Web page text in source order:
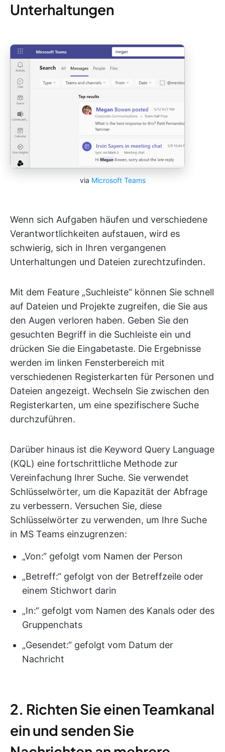
Unterhaltungen
via Microsoft Teams
Wenn sich Aufgaben häufen und verschiedene
Verantwortlichkeiten aufstauen, wird es
schwierig, sich in Ihren vergangenen
Unterhaltungen und Dateien zurechtzufinden.
Mit dem Feature „Suchleiste“ können Sie schnell
auf Dateien und Projekte zugreifen, die Sie aus
den Augen verloren haben. Geben Sie den
gesuchten Begriff in die Suchleiste ein und
drücken Sie die Eingabetaste. Die Ergebnisse
werden im linken Fensterbereich mit
verschiedenen Registerkarten für Personen und
Dateien angezeigt. Wechseln Sie zwischen den
Registerkarten, um eine spezifischere Suche
durchzuführen.
Darüber hinaus ist die Keyword Query Language
(KQL) eine fortschrittliche Methode zur
Vereinfachung Ihrer Suche. Sie verwendet
Schlüsselwörter, um die Kapazität der Abfrage
zu verbessern. Versuchen Sie, diese
Schlüsselwörter zu verwenden, um Ihre Suche
in MS Teams einzugrenzen:
„Von:“ gefolgt vom Namen der Person
„Betreff:“ gefolgt von der Betreffzeile oder
einem Stichwort darin
„In:“ gefolgt vom Namen des Kanals oder des
Gruppenchats
„Gesendet:“ gefolgt vom Datum der
Nachricht
2. Richten Sie einen Teamkanal
ein und senden Sie